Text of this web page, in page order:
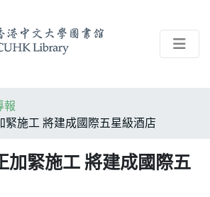
報
緊施工 將建成國際五星級酒店
加緊施工 將建成國際五